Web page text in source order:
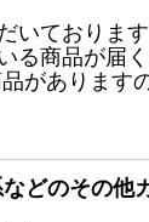
いております
る商品が届
があります
どのその他